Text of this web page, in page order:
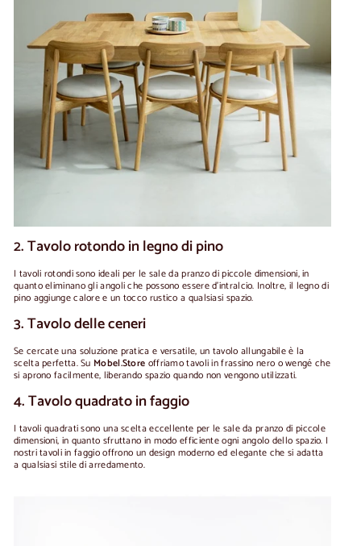
2. Tavolo rotondo in legno di pino
I tavoli rotondi sono ideali per le sale da pranzo di piccole dimensioni, in
quanto eliminano gli angoli che possono essere d'intralcio. Inoltre, il legno di
pino aggiunge calore e un tocco rustico a qualsiasi spazio.
3. Tavolo delle ceneri
Se cercate una soluzione pratica e versatile, un tavolo allungabile è la
scelta perfetta. Su Mobel.Store offriamo tavoli in frassino nero o wengé che
si aprono facilmente, liberando spazio quando non vengono utilizzati.
4. Tavolo quadrato in faggio
I tavoli quadrati sono una scelta eccellente per le sale da pranzo di piccole
dimensioni, in quanto sfruttano in modo efficiente ogni angolo dello spazio. I
nostri tavoli in faggio offrono un design moderno ed elegante che si adatta
a qualsiasi stile di arredamento.